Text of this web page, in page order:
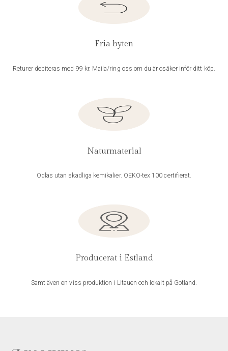
Fria byten
Returer debiteras med 99 kr. Maila/ring oss om du är osäker inför ditt köp.
Naturmaterial
Odlas utan skadliga kemikalier. OEKO-tex 100 certifierat.
Producerat i Estland
Samt även en viss produktion i Litauen och lokalt på Gotland.